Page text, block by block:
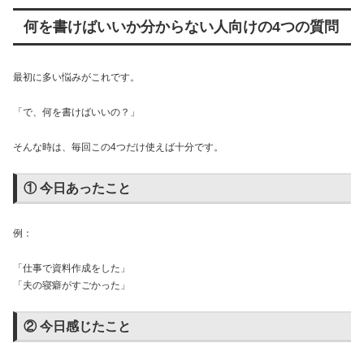
何を書けばいいか分からない人向けの4つの質問
最初に多い悩みがこれです。
「で、何を書けばいいの？」
そんな時は、毎回この4つだけ使えば十分です。
① 今日あったこと
例：
「仕事で資料作成をした」
「夫の寝癖がすごかった」
② 今日感じたこと